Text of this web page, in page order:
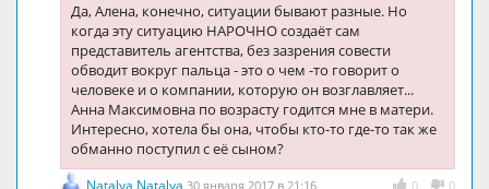
Да, Алена, конечно, ситуации бывают разные. Но
когда эту ситуацию НАРОЧНО создаёт сам
представитель агентства, без зазрения совести
обводит вокруг пальца - это о чем -то говорит о
человеке и о компании, которую он возглавляет...
Анна Максимовна по возрасту годится мне в матери.
Интересно, хотела бы она, чтобы кто-то где-то так же
обманно поступил с её сыном?
0 0
30 января 2017 в 21:16